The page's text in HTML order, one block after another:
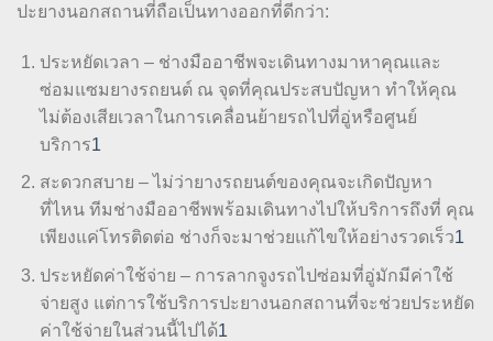
ปะยางนอกสถานที่ถือเป็นทางออกที่ดีกว่า:
ประหยัดเวลา – ช่างมืออาชีพจะเดินทางมาหาคุณและ
ซ่อมแซมยางรถยนต์ ณ จุดที่คุณประสบปัญหา ทำให้คุณ
ไม่ต้องเสียเวลาในการเคลื่อนย้ายรถไปที่อู่หรือศูนย์
บริการ1
สะดวกสบาย – ไม่ว่ายางรถยนต์ของคุณจะเกิดปัญหา
ที่ไหน ทีมช่างมืออาชีพพร้อมเดินทางไปให้บริการถึงที่ คุณ
เพียงแค่โทรติดต่อ ช่างก็จะมาช่วยแก้ไขให้อย่างรวดเร็ว1
ประหยัดค่าใช้จ่าย – การลากจูงรถไปซ่อมที่อู่มักมีค่าใช้
จ่ายสูง แต่การใช้บริการปะยางนอกสถานที่จะช่วยประหยัด
ค่าใช้จ่ายในส่วนนี้ไปได้1